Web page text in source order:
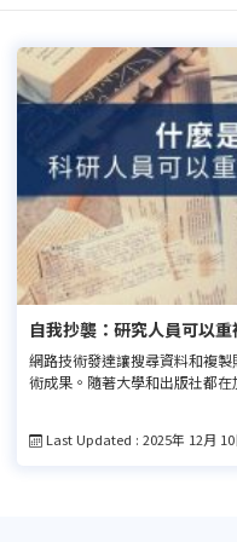
自我抄襲：研究人員可以
網路技術發達讓搜尋資料和複
術成果。隨著大學和出版社都
Last Updated : 2025年 12月 10